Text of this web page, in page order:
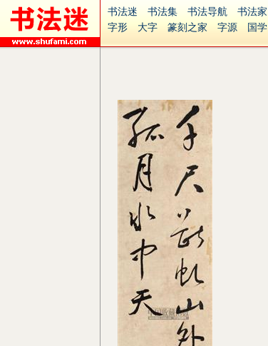
书法迷 书法集 书法导航 书法家
字形
大字 篆刻之家 字源 国学